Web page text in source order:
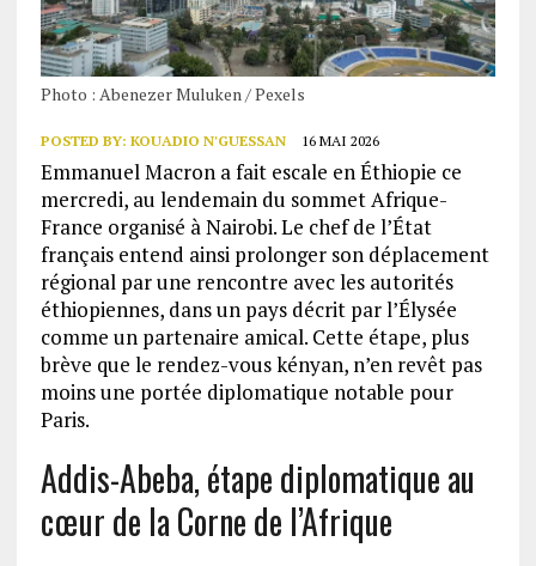
Photo : Abenezer Muluken / Pexels
POSTED BY: KOUADIO N'GUESSAN 16 MAI 2026
Emmanuel Macron a fait escale en Éthiopie ce
mercredi, au lendemain du sommet Afrique-
France organisé à Nairobi. Le chef de l’État
français entend ainsi prolonger son déplacement
régional par une rencontre avec les autorités
éthiopiennes, dans un pays décrit par l’Élysée
comme un partenaire amical. Cette étape, plus
brève que le rendez-vous kényan, n’en revêt pas
moins une portée diplomatique notable pour
Paris.
Addis-Abeba, étape diplomatique au
cœur de la Corne de l’Afrique